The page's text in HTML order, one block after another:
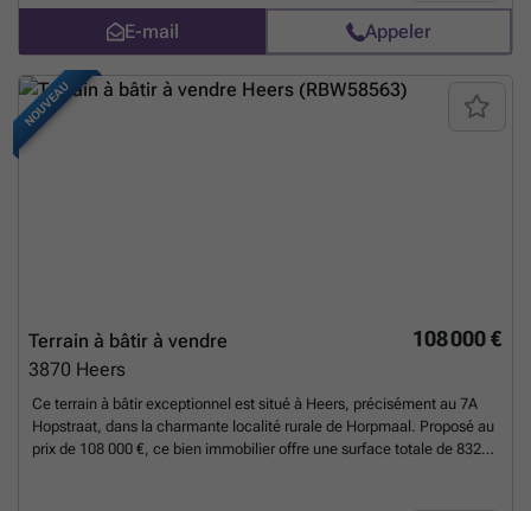
E-mail Appeler
NOUVEAU
108 000 €
Terrain à bâtir à vendre
3870 Heers
Ce terrain à bâtir exceptionnel est situé à Heers, précisément au 7A
Hopstraat, dans la charmante localité rurale de Horpmaal. Proposé au
prix de 108 000 €, ce bien immobilier offre une surface totale de 832